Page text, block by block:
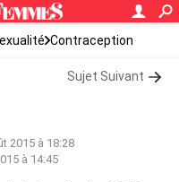
Contraception
Sujet Suivant
2015 à 18:28
à 14:45